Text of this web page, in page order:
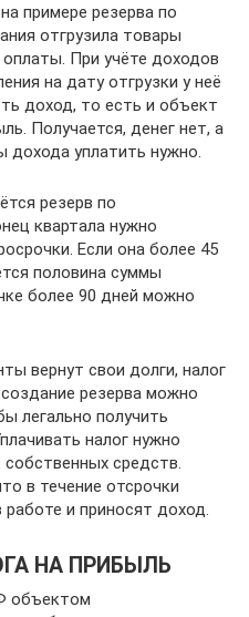
примере резерва по
отгрузила товары
При учёте доходов
на дату отгрузки у неё
доход, то есть и объект
Получается, денег нет, а
дохода уплатить нужно.
резерв по
квартала нужно
Если она более 45
половина суммы
более 90 дней можно
вернут свои долги, налог
резерва можно
легально получить
налог нужно
собственных средств.
в течение отсрочки
и приносят доход.
НА ПРИБЫЛЬ
объектом